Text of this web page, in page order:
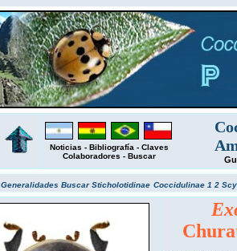
Noticias - Bibliografía - Claves
Colaboradores - Buscar
Generalidades BuscarSticholotidinae Coccidulinae 1 2